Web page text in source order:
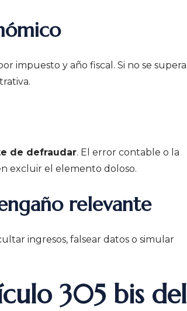
impuesto y año fiscal. Si no se supera
de defraudar. El error contable o la
excluir el elemento doloso.
relevante
ingresos, falsear datos o simular
305 bis del